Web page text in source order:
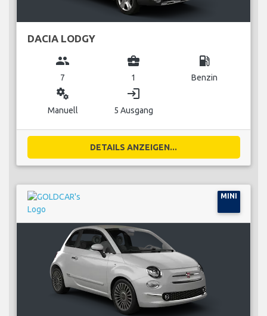
DACIA LODGY
group
7
business_center
1
local_gas_station
Benzin
miscellaneous_services
Manuell
login
5 Ausgang
DETAILS ANZEIGEN...
MINI